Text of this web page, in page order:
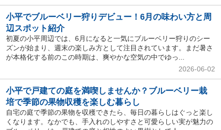
小平でブルーベリー狩りデビュー！6月の味わい方と周
辺スポット紹介
初夏の小平周辺では、6月になると一気にブルーベリー狩りのシー
ズンが始まり、週末の楽しみ方として注目されています。まだ暑さ
が本格化する前のこの時期は、爽やかな空気の中でゆっ...
2026-06-02
小平で戸建ての庭を満喫しませんか？ブルーベリー栽
培で季節の果物収穫を楽しむ暮らし
自宅の庭で季節の果物を収穫できたら、毎日の暮らしはぐっと楽し
くなります。なかでも、手入れのしやすさと可愛らしい実が魅力の